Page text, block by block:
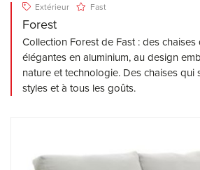
Extérieur Fast
Forest
Collection Forest de Fast : des chaises
élégantes en aluminium, au design
nature et technologie. Des chaises qui
styles et à tous les goûts.